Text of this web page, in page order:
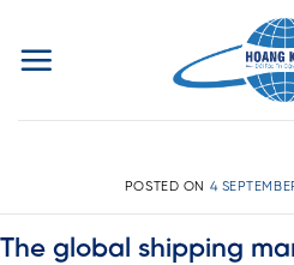
content
POSTED ON 4
The global shipping